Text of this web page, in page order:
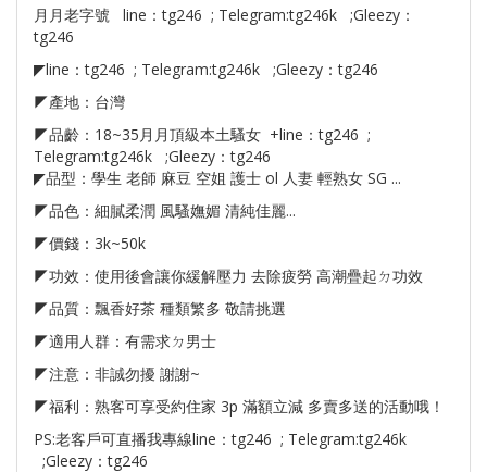
月月老字號 line：tg246 ; Telegram:tg246k ;Gleezy：
tg246
◤line：tg246 ; Telegram:tg246k ;Gleezy：tg246
◤產地：台灣
◤品齡：18~35月月頂級本土騷女 +line：tg246 ;
Telegram:tg246k ;Gleezy：tg246
◤品型：學生 老師 麻豆 空姐 護士 ol 人妻 輕熟女 SG ...
◤品色：細膩柔潤 風騷嫵媚 清純佳麗...
◤價錢：3k~50k
◤功效：使用後會讓你緩解壓力 去除疲勞 高潮疊起ㄉ功效
◤品質：飄香好茶 種類繁多 敬請挑選
◤適用人群：有需求ㄉ男士
◤注意：非誠勿擾 謝謝~
◤福利：熟客可享受約住家 3p 滿額立減 多賣多送的活動哦！
PS:老客戶可直播我專線line：tg246 ; Telegram:tg246k
;Gleezy：tg246